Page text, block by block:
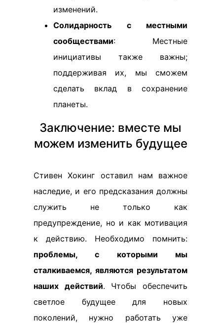
изменений.
Солидарность с местными
сообществами: Местные
инициативы также важны;
поддерживая их, мы сможем
сделать вклад в сохранение
планеты.
Заключение: вместе мы
можем изменить будущее
Стивен Хокинг оставил нам важное
наследие, и его предсказания должны
служить не только как
предупреждение, но и как мотивация
к действию. Необходимо помнить:
проблемы, с которыми мы
сталкиваемся, являются результатом
наших действий. Чтобы обеспечить
светлое будущее для новых
поколений, нужно работать уже